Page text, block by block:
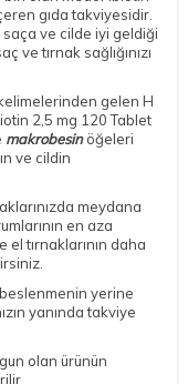
gıda takviyesidir.
ve cilde iyi geldiği
ve tırnak sağlığınızı
gelen H
2,5 mg 120 Tablet
makrobesinöğeleri
ve cildin
meydana
en aza
tırnaklarının daha
yerine
yanında takviye
olan ürünün